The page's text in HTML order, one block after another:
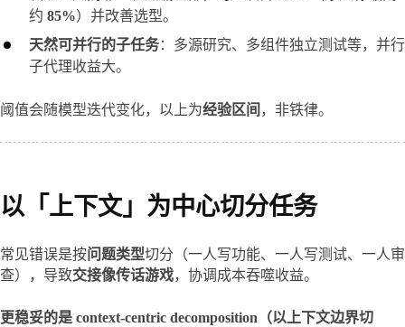
约 85%）并改善选型。
天然可并行的子任务：多源研究、多组件独立测试等，并行
子代理收益大。
阈值会随模型迭代变化，以上为经验区间 ，非铁律。
以「上下文」为中心切分任务
常见错误是按问题类型切分（一人写功能、一人写测试、一人审
查），导致交接像传话游戏，协调成本吞噬收益。
更稳妥的是 context-centric decomposition（以上下文边界切